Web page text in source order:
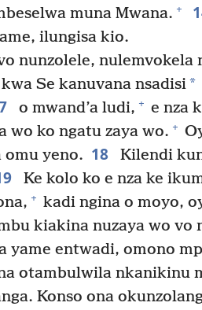
muna Mwana. +
ilungisa kio.
nunzolele,
Se kanuvana nsadisi*
o mwand’a ludi, + e nza
wo ko ngatu zaya wo. +
omu yeno. 18
Kilendi
Ke kolo ko e nza ke
+ kadi ngina o moyo,
kiakina nuzaya wo vo
yame entwadi, omono
otambulwila nkanikinu
Konso ona